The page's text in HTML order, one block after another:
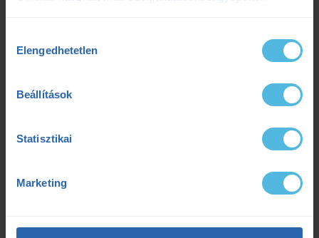
kiválasztása
Elengedhetetlen
Beállítások
Statisztikai
Marketing